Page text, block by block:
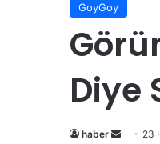
GoyGoy
Diye
haber
Bir
23